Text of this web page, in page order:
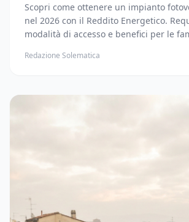
Scopri come ottenere un impianto
nel 2026 con il Reddito Energetico.
modalità di accesso e benefici per le
Redazione Solematica